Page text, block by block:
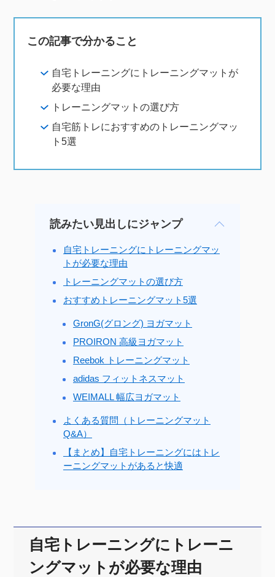
この記事で分かること
自宅トレーニングにトレーニングマットが
必要な理由
トレーニングマットの選び方
自宅筋トレにおすすめのトレーニングマッ
ト5選
読みたい見出しにジャンプ
自宅トレーニングにトレーニングマッ
トが必要な理由
トレーニングマットの選び方
おすすめトレーニングマット5選
GronG(グロング) ヨガマット
PROIRON 高級ヨガマット
Reebok トレーニングマット
adidas フィットネスマット
WEIMALL 幅広ヨガマット
よくある質問（トレーニングマット
Q&A）
【まとめ】自宅トレーニングにはトレ
ーニングマットがあると快適
自宅トレーニングにトレーニ
ングマットが必要な理由